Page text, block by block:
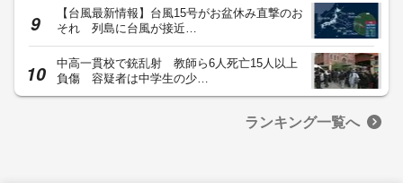
【台風最新情報】台風15号がお盆休み直撃のお
それ 列島に台風が接近…
中高一貫校で銃乱射 教師ら6人死亡15人以上
負傷 容疑者は中学生の少…
ランキング一覧へ